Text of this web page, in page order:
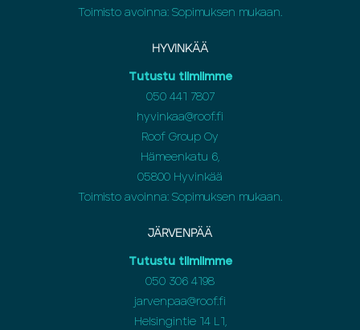
Toimisto avoinna: Sopimuksen mukaan.
HYVINKÄÄ
Tutustu tiimiimme
050 441 7807
hyvinkaa@roof.fi
Roof Group Oy
Hämeenkatu 6,
05800 Hyvinkää
Toimisto avoinna: Sopimuksen mukaan.
JÄRVENPÄÄ
Tutustu tiimiimme
050 306 4198
jarvenpaa@roof.fi
Helsingintie 14 L1,